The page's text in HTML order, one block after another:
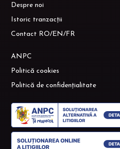
Despre noi
Istoric tranzacții
Contact RO/EN/FR
ANPC
Politică cookies
Politică de confidențialitate